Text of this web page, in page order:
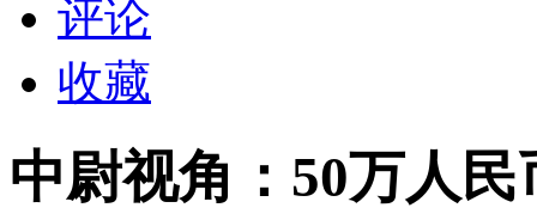
评论
收藏
中尉视角：50万人